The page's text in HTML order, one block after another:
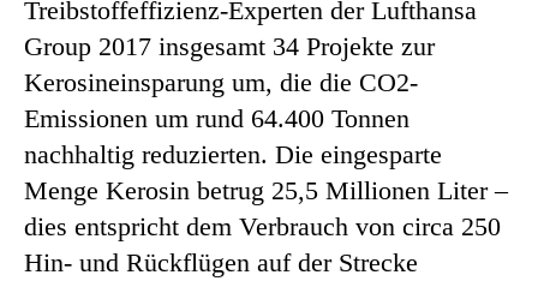
Treibstoffeffizienz-Experten der Lufthansa
Group 2017 insgesamt 34 Projekte zur
Kerosineinsparung um, die die CO2-
Emissionen um rund 64.400 Tonnen
nachhaltig reduzierten. Die eingesparte
Menge Kerosin betrug 25,5 Millionen Liter –
dies entspricht dem Verbrauch von circa 250
Hin- und Rückflügen auf der Strecke